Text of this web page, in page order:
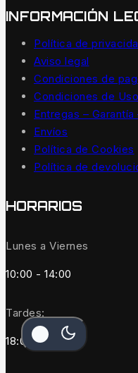
INFORMACIÓN
Política de
Aviso legal
Condiciones de
Condiciones de Uso
Entregas –
Envíos
Política de Cookies
Política de
HORARIOS
Lunes a Viernes
10:00 - 14:00
Tardes:
18:00 - 21:00